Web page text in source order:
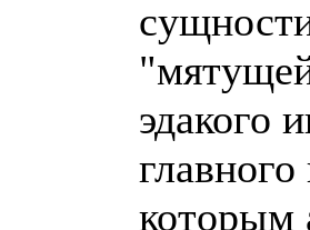
эдакого
главного
которым